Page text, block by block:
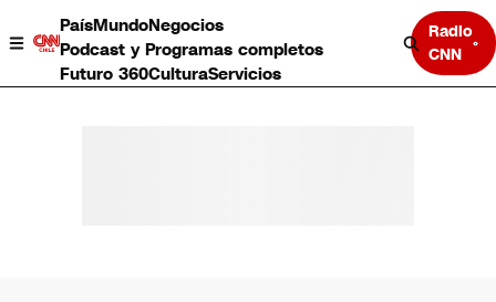
PaísMundoNegocios
Podcast y Programas completos
Futuro 360CulturaServicios
Radio
CNN